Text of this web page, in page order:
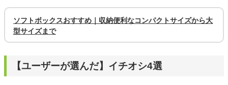
ソフトボックスおすすめ｜収納便利なコンパクトサイズから大
型サイズまで
【ユーザーが選んだ】イチオシ4選